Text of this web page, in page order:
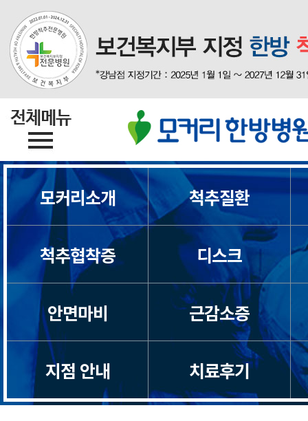
모커리소개 척추질환
척추협착증 디스크
안면마비 근감소증
지점 안내 치료후기